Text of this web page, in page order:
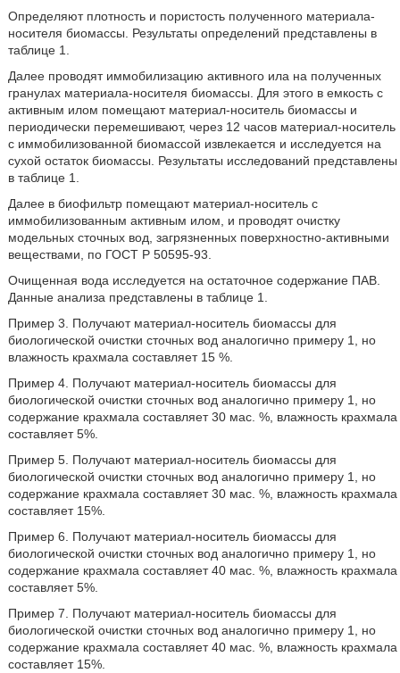
Определяют плотность и пористость полученного материала-
носителя биомассы. Результаты определений представлены в
таблице 1.
Далее проводят иммобилизацию активного ила на полученных
гранулах материала-носителя биомассы. Для этого в емкость с
активным илом помещают материал-носитель биомассы и
периодически перемешивают, через 12 часов материал-носитель
с иммобилизованной биомассой извлекается и исследуется на
сухой остаток биомассы. Результаты исследований представлены
в таблице 1.
Далее в биофильтр помещают материал-носитель с
иммобилизованным активным илом, и проводят очистку
модельных сточных вод, загрязненных поверхностно-активными
веществами, по ГОСТ Р 50595-93.
Очищенная вода исследуется на остаточное содержание ПАВ.
Данные анализа представлены в таблице 1.
Пример 3. Получают материал-носитель биомассы для
биологической очистки сточных вод аналогично примеру 1, но
влажность крахмала составляет 15 %.
Пример 4. Получают материал-носитель биомассы для
биологической очистки сточных вод аналогично примеру 1, но
содержание крахмала составляет 30 мас. %, влажность крахмала
составляет 5%.
Пример 5. Получают материал-носитель биомассы для
биологической очистки сточных вод аналогично примеру 1, но
содержание крахмала составляет 30 мас. %, влажность крахмала
составляет 15%.
Пример 6. Получают материал-носитель биомассы для
биологической очистки сточных вод аналогично примеру 1, но
содержание крахмала составляет 40 мас. %, влажность крахмала
составляет 5%.
Пример 7. Получают материал-носитель биомассы для
биологической очистки сточных вод аналогично примеру 1, но
содержание крахмала составляет 40 мас. %, влажность крахмала
составляет 15%.